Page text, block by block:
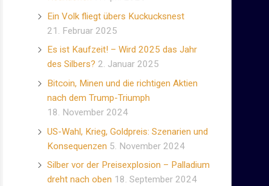
Ein Volk fliegt übers Kuckucksnest
21. Februar 2025
Es ist Kaufzeit! – Wird 2025 das Jahr
des Silbers? 2. Januar 2025
Bitcoin, Minen und die richtigen Aktien
nach dem Trump-Triumph
18. November 2024
US-Wahl, Krieg, Goldpreis: Szenarien und
Konsequenzen 5. November 2024
Silber vor der Preisexplosion – Palladium
dreht nach oben 18. September 2024